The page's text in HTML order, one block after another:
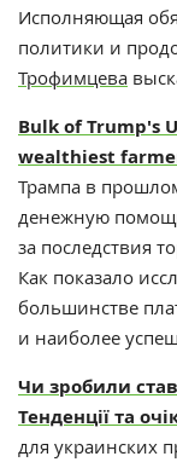
Исполняющая
политики и
Трофимцева
Bulk of Trump's
wealthiest
Трампа в
денежную
за последствия
Как показало
большинстве
и наиболее
Чи зробили
Тенденції тa
для украинских